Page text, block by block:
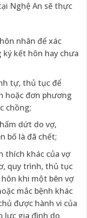
Nghệ An sẽ thực
nhân để xác
ký kết hôn hay chưa
tự, thủ tục để
hoặc đơn phương
chồng;
dứt do vợ,
bố là đã chết;
thích khác của vợ
quy trình, thủ tục
khi một bên vợ
mắc bệnh khác
được hành vi của
lực gia đình do